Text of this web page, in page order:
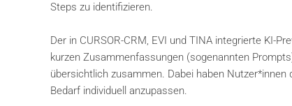
Steps zu identifizieren.
Der in CURSOR-CRM, EVI und TINA integrierte KI-
kurzen Zusammenfassungen (sogenannten
übersichtlich zusammen. Dabei haben
Bedarf individuell anzupassen.